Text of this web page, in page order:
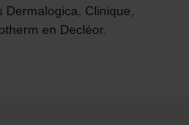
Clinique,
en Decléor.